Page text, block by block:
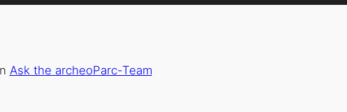
Ask the archeoParc-Team